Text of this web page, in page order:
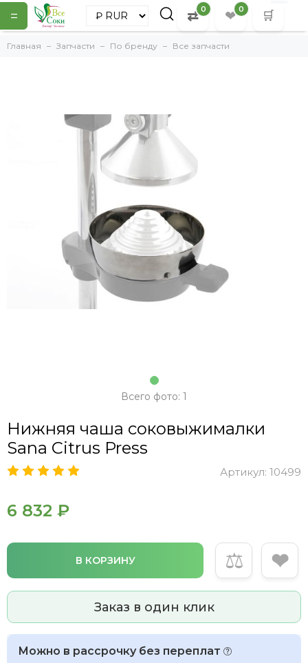
= ⇄ 0 ❤ 0 🛒
Главная Запчасти По бренду Все запчасти
Всего фото: 1
Нижняя чаша соковыжималки
Sana Citrus Press
Артикул: 10499
6 832 ₽
В КОРЗИНУ ⚖ ❤
Заказ в один клик
Можно в рассрочку без переплат